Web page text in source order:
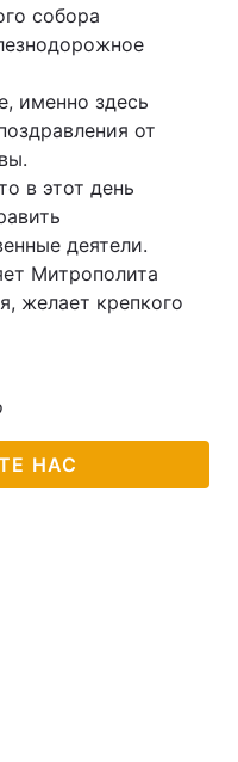
собора
именно здесь
от
в этот день
деятели.
Митрополита
желает крепкого
НАС